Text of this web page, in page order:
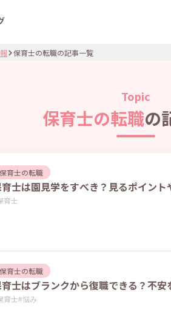
保育士の転職の記事一覧
Topic
保育士の転職の
保育士の転職
士は園見学をすべき？見るポイン
育士
保育士の転職
士はブランクから復職できる？不
育士#悩み